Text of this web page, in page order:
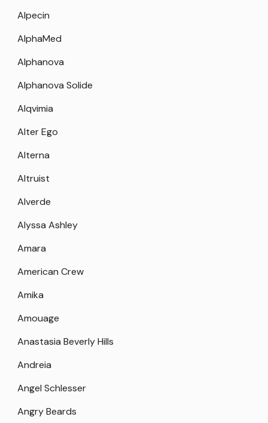
Alpecin
AlphaMed
Alphanova
Alphanova Solide
Alqvimia
Alter Ego
Alterna
Altruist
Alverde
Alyssa Ashley
Amara
American Crew
Amika
Amouage
Anastasia Beverly Hills
Andreia
Angel Schlesser
Angry Beards